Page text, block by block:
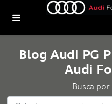
Blog Audi PG
Audi
Busca